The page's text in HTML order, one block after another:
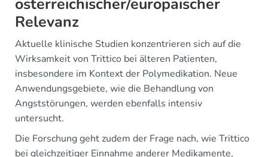
Relevanz
Aktuelle klinische Studien konzentrieren sich auf die
Wirksamkeit von Trittico bei älteren Patienten,
insbesondere im Kontext der Polymedikation. Neue
Anwendungsgebiete, wie die Behandlung von
Angststörungen, werden ebenfalls intensiv
untersucht.
Die Forschung geht zudem der Frage nach, wie Trittico
bei gleichzeitiger Einnahme anderer Medikamente,